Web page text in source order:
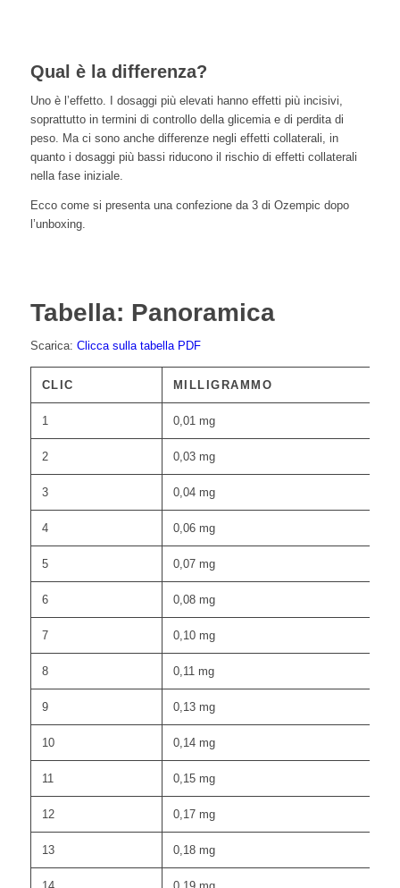
Qual è la differenza?
Uno è l’effetto. I dosaggi più elevati hanno effetti più incisivi,
soprattutto in termini di controllo della glicemia e di perdita di
peso. Ma ci sono anche differenze negli effetti collaterali, in
quanto i dosaggi più bassi riducono il rischio di effetti collaterali
nella fase iniziale.
Ecco come si presenta una confezione da 3 di Ozempic dopo
l’unboxing.
Tabella: Panoramica
Scarica: Clicca sulla tabella PDF
CLIC MILLIGRAMMO
1 0,01 mg
2 0,03 mg
3 0,04 mg
4 0,06 mg
5 0,07 mg
6 0,08 mg
7 0,10 mg
8 0,11 mg
9 0,13 mg
10 0,14 mg
11 0,15 mg
12 0,17 mg
13 0,18 mg